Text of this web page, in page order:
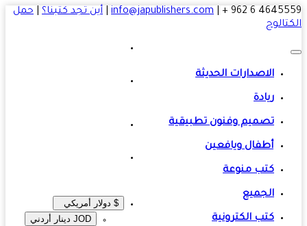
4645559 6
|
info@japublishers.com
|أين تجد كتبنا؟|حمل
$ دولار أمريكي
JOD دينار أردني
الاصدارات الحديثة
ريادة
تصميم وفنون تطبيقية
أطفال ويافعين
كتب منوعة
الجميع
كتب الكترونية